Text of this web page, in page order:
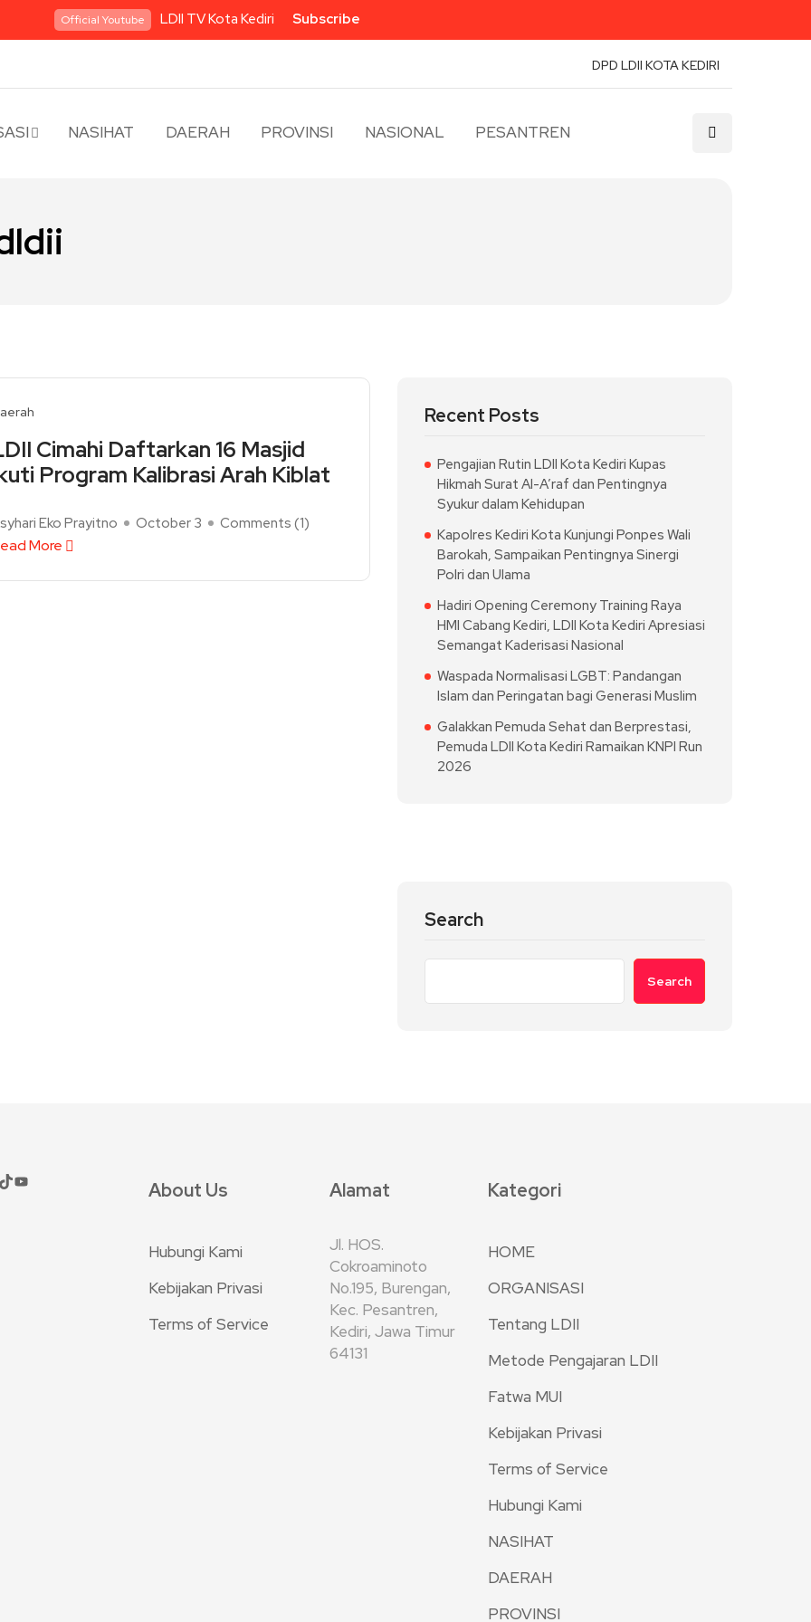
Official Youtube LDII TV Kota Kediri Subscribe
DPD LDII KOTA KEDIRI
NASIHAT DAERAH PROVINSI NASIONAL PESANTREN
Cimahi Daftarkan 16 Masjid
Program Kalibrasi Arah Kiblat
Eko Prayitno October 3 Comments (1)
More
Recent Posts
Pengajian Rutin LDII Kota Kediri Kupas
Hikmah Surat Al-A’raf dan Pentingnya
Syukur dalam Kehidupan
Kapolres Kediri Kota Kunjungi Ponpes Wali
Barokah, Sampaikan Pentingnya Sinergi
Polri dan Ulama
Hadiri Opening Ceremony Training Raya
HMI Cabang Kediri, LDII Kota Kediri Apresiasi
Semangat Kaderisasi Nasional
Waspada Normalisasi LGBT: Pandangan
Islam dan Peringatan bagi Generasi Muslim
Galakkan Pemuda Sehat dan Berprestasi,
Pemuda LDII Kota Kediri Ramaikan KNPI Run
2026
Search
Search
About Us
Hubungi Kami
Kebijakan Privasi
Terms of Service
Alamat
Jl. HOS.
Cokroaminoto
No.195, Burengan,
Kec. Pesantren,
Kediri, Jawa Timur
64131
Kategori
HOME
ORGANISASI
Tentang LDII
Metode Pengajaran LDII
Fatwa MUI
Kebijakan Privasi
Terms of Service
Hubungi Kami
NASIHAT
DAERAH
PROVINSI